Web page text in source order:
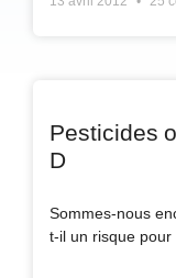
Pesticides
D
Sommes-nous
t-il un risque